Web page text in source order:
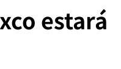
estará